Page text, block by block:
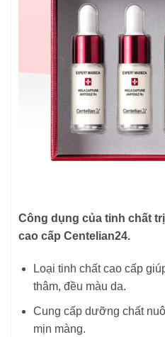
Công dụng của tinh chất
cao cấp Centelian24.
Loại tinh chất cao cấp
thâm, đều màu da.
Cung cấp dưỡng chất
mịn màng.